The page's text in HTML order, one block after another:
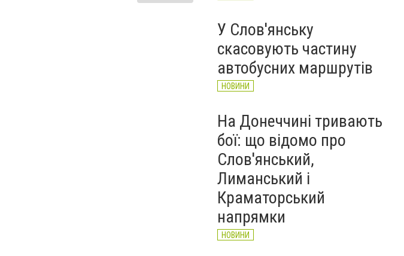
У Слов'янську
скасовують частину
автобусних маршрутів
НОВИНИ
На Донеччині тривають
бої: що відомо про
Слов'янський,
Лиманський і
Краматорський
напрямки
НОВИНИ